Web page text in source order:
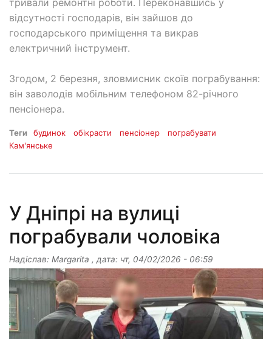
тривали ремонтні роботи. Переконавшись у
відсутності господарів, він зайшов до
господарського приміщення та викрав
електричний інструмент.
Згодом, 2 березня, зловмисник скоїв пограбування:
він заволодів мобільним телефоном 82-річного
пенсіонера.
Теги будинок обікрасти пенсіонер
пограбувати
Кам'янське
У Дніпрі на вулиці
пограбували чоловіка
Надіслав: Margarita , дата: чт, 04/02/2026 - 06:59